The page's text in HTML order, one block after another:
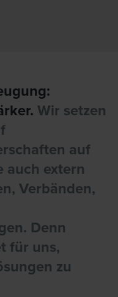
Wir setzen
auf
auch extern
Verbänden,
Denn
für uns,
zu